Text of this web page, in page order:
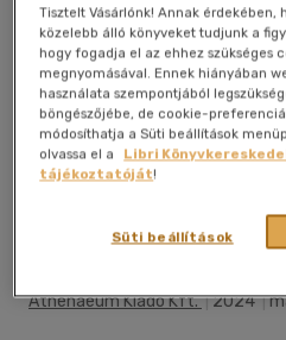
Athenaeum Kiadó Kft.|2024|
Tisztelt Vásárlónk! Annak érdekében,
közelebb álló könyveket tudjunk a
hogy fogadja el az ehhez szükséges
megnyomásával. Ennek hiányában
használata szempontjából
böngészőjébe, de cookie-
módosíthatja a Süti beállítások
olvassa el a
Libri
tájékoztatóját!
Süti beállítások